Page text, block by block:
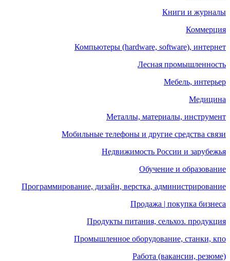
Книги и журналы
Коммерция
Компьютеры (hardware, software), интернет
Лесная промышленность
Мебель, интерьер
Медицина
Металлы, материалы, инструмент
Мобильные телефоны и другие средства связи
Недвижимость России и зарубежья
Обучение и образование
Программирование, дизайн, верстка, администрирование
Продажа | покупка бизнеса
Продукты питания, сельхоз. продукция
Промышленное оборудование, станки, кпо
Работа (вакансии, резюме)